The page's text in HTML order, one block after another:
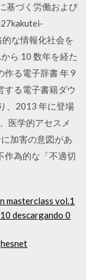
基づく労働および
な情報化社会を
ら 10 数年を経た
作る電子辞書 年 9
する電子書籍ダウ
、2013 年に登場
医学的アセスメ
加害の意図があ
作為的な「不適切
masterclass vol.1
descargando 0